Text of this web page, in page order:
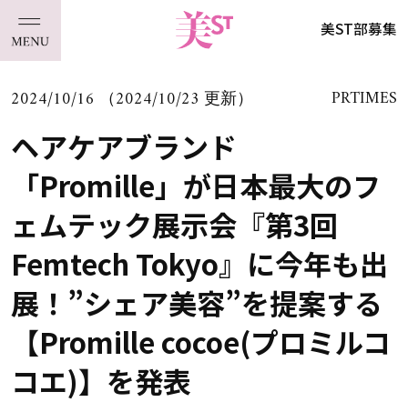
美ST部募集
2024/10/16 （2024/10/23 更新） PRTIMES
ヘアケアブランド
「Promille」が日本最大のフ
ェムテック展示会『第3回
Femtech Tokyo』に今年も出
展！”シェア美容”を提案する
【Promille cocoe(プロミルコ
コエ)】を発表